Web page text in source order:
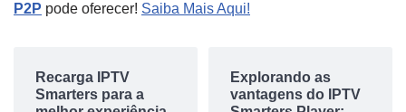
P2P pode oferecer! Saiba Mais Aqui!
Recarga IPTV
Smarters para a
Explorando as
vantagens do IPTV